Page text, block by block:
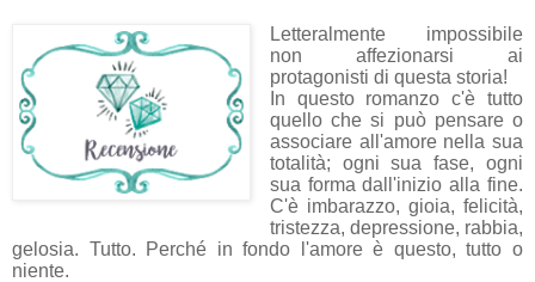
Letteralmente impossibile
non affezionarsi ai
protagonisti di questa storia!
In questo romanzo c'è tutto
quello che si può pensare o
associare all'amore nella sua
totalità; ogni sua fase, ogni
sua forma dall'inizio alla fine.
C'è imbarazzo, gioia, felicità,
tristezza, depressione, rabbia,
gelosia. Tutto. Perché in fondo l'amore è questo, tutto o
niente.